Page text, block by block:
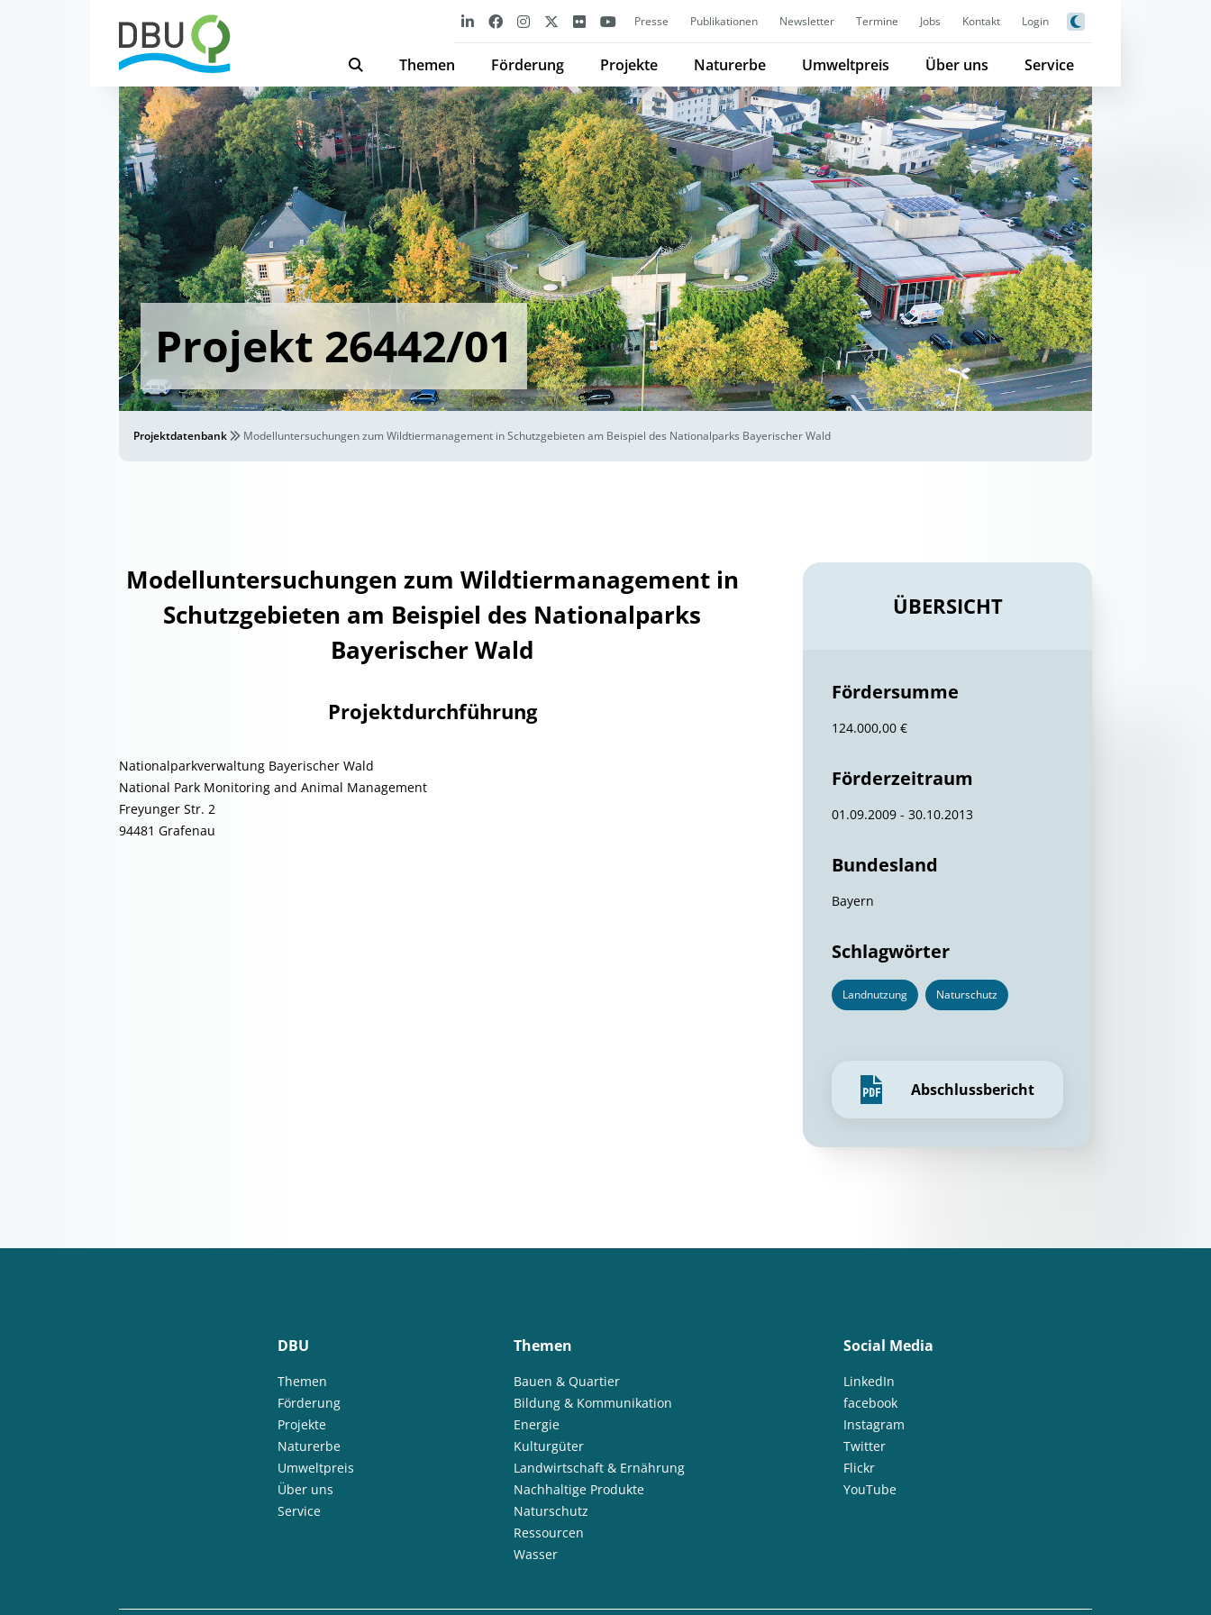
Presse Publikationen Newsletter Termine Jobs Kontakt Login
Themen Förderung Projekte Naturerbe Umweltpreis Über uns Service
Projekt 26442/01
Projektdatenbank Modelluntersuchungen zum Wildtiermanagement in Schutzgebieten am Beispiel des Nationalparks Bayerischer Wald
Modelluntersuchungen zum Wildtiermanagement in
Schutzgebieten am Beispiel des Nationalparks
Bayerischer Wald
Projektdurchführung
Nationalparkverwaltung Bayerischer Wald
National Park Monitoring and Animal Management
Freyunger Str. 2
94481 Grafenau
ÜBERSICHT
Fördersumme
124.000,00 €
Förderzeitraum
01.09.2009 - 30.10.2013
Bundesland
Bayern
Schlagwörter
Landnutzung Naturschutz
Abschlussbericht
DBU
Themen
Förderung
Projekte
Naturerbe
Umweltpreis
Über uns
Service
Themen
Bauen & Quartier
Bildung & Kommunikation
Energie
Kulturgüter
Landwirtschaft & Ernährung
Nachhaltige Produkte
Naturschutz
Ressourcen
Wasser
Social Media
LinkedIn
facebook
Instagram
Twitter
Flickr
YouTube